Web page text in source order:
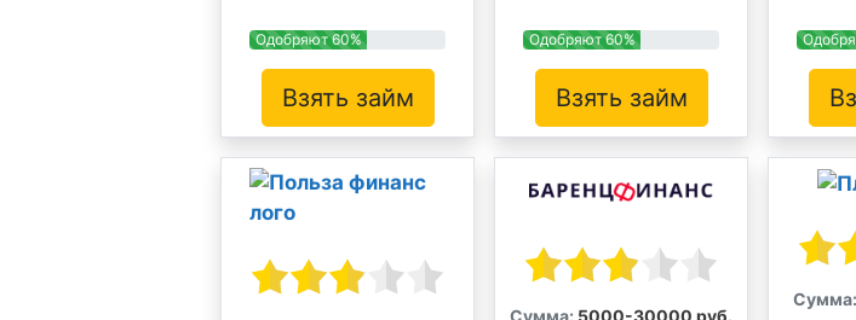
Одобряют 60%
Взять займ
Одобряют 60%
Взять займ
Сумма: